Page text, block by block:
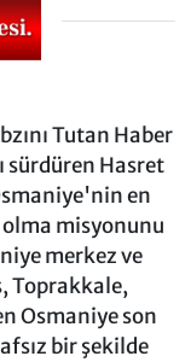
Tutan Haber
sürdüren Hasret
en
misyonunu
merkez ve
Toprakkale,
Osmaniye son
bir şekilde